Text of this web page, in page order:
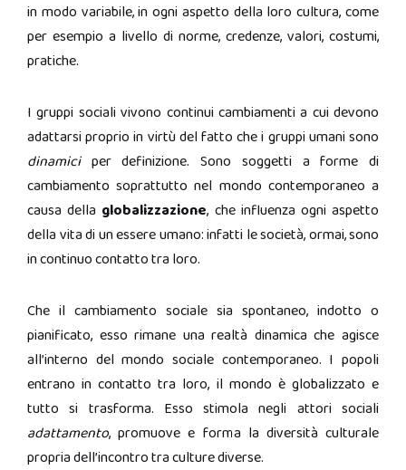
in modo variabile, in ogni aspetto della loro cultura, come
per esempio a livello di norme, credenze, valori, costumi,
pratiche.
I gruppi sociali vivono continui cambiamenti a cui devono
adattarsi proprio in virtù del fatto che i gruppi umani sono
dinamiciper definizione. Sono soggetti a forme di
cambiamento soprattutto nel mondo contemporaneo a
causa della globalizzazione, che influenza ogni aspetto
della vita di un essere umano: infatti le società, ormai, sono
in continuo contatto tra loro.
Che il cambiamento sociale sia spontaneo, indotto o
pianificato, esso rimane una realtà dinamica che agisce
all’interno del mondo sociale contemporaneo. I popoli
entrano in contatto tra loro, il mondo è globalizzato e
tutto si trasforma. Esso stimola negli attori sociali
adattamento, promuove e forma la diversità culturale
propria dell’incontro tra culture diverse.